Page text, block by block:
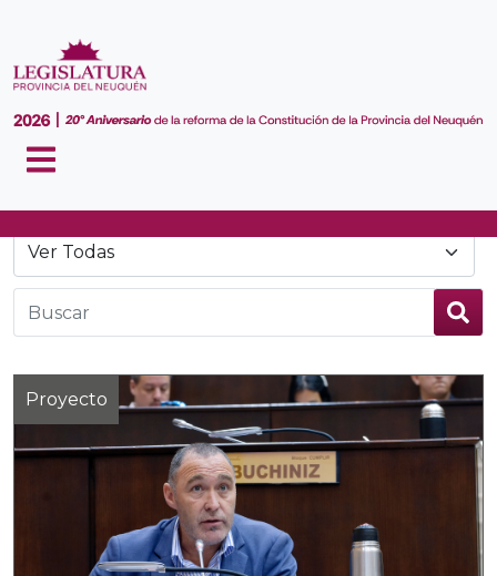
Proyecto